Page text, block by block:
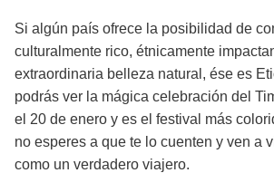
Si algún país ofrece la posibilidad de
culturalmente rico, étnicamente
extraordinaria belleza natural, ése es
podrás ver la mágica celebración del
el 20 de enero y es el festival más
no esperes a que te lo cuenten y ven a
como un verdadero viajero.